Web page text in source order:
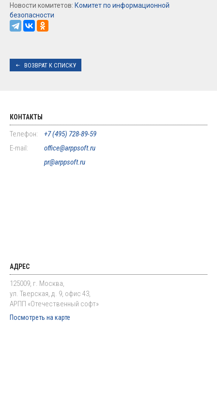
Новости комитетов: Комитет по информационной
безопасности
ВОЗВРАТ К СПИСКУ
КОНТАКТЫ
Телефон:
+7 (495) 728-89-59
E-mail:
office@arppsoft.ru
pr@arppsoft.ru
АДРЕС
125009, г. Москва,
ул. Тверская, д. 9, офис 43,
АРПП «Отечественный софт»
Посмотреть на карте